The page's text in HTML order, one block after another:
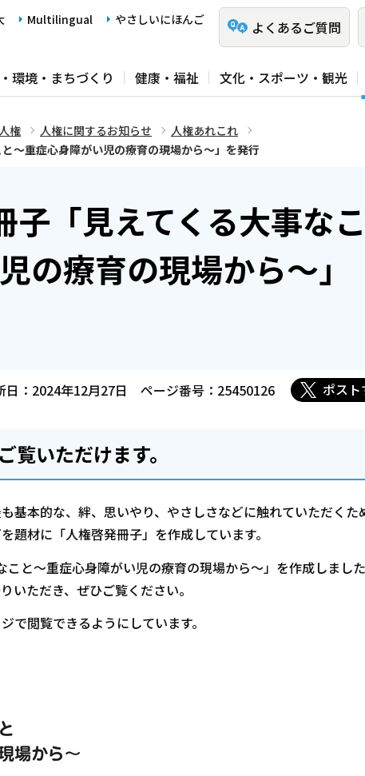
Multilingual やさしいにほんご よくあるご質問
環境・まちづくり 健康・福祉 文化・スポーツ・観光
人権 人権に関するお知らせ
人権あれこれ
～重症心身障がい児の療育の現場から～」を発行
「見えてくる大事なこ
の療育の現場から～」
日：2024年12月27日 ページ番号：25450126 ポスト
いただけます。
基本的な、絆、思いやり、やさしさなどに触れていただくた
題材に「人権啓発冊子」を作成しています。
と～重症心身障がい児の療育の現場から～」を作成しました
いただき、ぜひご覧ください。
で閲覧できるようにしています。